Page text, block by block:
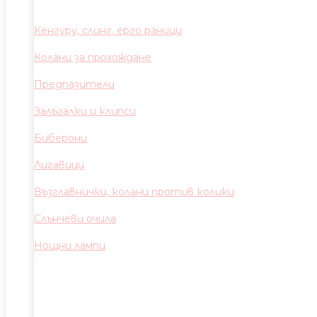
Кенгуру, слинг, ерго раници
Колани за прохождане
Предпазители
Залъгалки и клипси
Биберони
Лигавици
Възглавнички, колани против колики
Слънчеви очила
Нощни лампи